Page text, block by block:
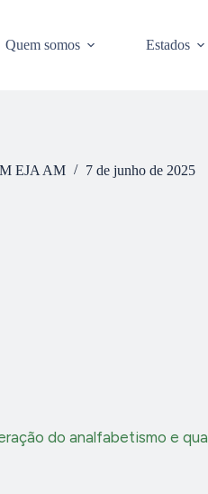
Quem somos Estados
EJA AM 7 de junho de 2025
do analfabetismo e